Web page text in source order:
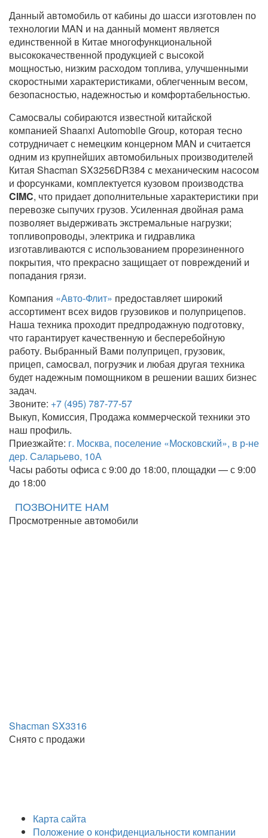
Данный автомобиль от кабины до шасси изготовлен по
технологии MAN и на данный момент является
единственной в Китае многофункциональной
высококачественной продукцией с высокой
мощностью, низким расходом топлива, улучшенными
скоростными характеристиками, облегченным весом,
безопасностью, надежностью и комфортабельностью.
Самосвалы собираются известной китайской
компанией Shaanxi Automobile Group, которая тесно
сотрудничает с немецким концерном MAN и считается
одним из крупнейших автомобильных производителей
Китая Shacman SX3256DR384 с механическим насосом
и форсунками, комплектуется кузовом производства
CIMC, что придает дополнительные характеристики при
перевозке сыпучих грузов. Усиленная двойная рама
позволяет выдерживать экстремальные нагрузки;
топливопроводы, электрика и гидравлика
изготавливаются с использованием прорезиненного
покрытия, что прекрасно защищает от повреждений и
попадания грязи.
Компания «Авто-Флит» предоставляет широкий
ассортимент всех видов грузовиков и полуприцепов.
Наша техника проходит предпродажную подготовку,
что гарантирует качественную и бесперебойную
работу. Выбранный Вами полуприцеп, грузовик,
прицеп, самосвал, погрузчик и любая другая техника
будет надежным помощником в решении ваших бизнес
задач.
Звоните: +7 (495) 787-77-57
Выкуп, Комиссия, Продажа коммерческой техники это
наш профиль.
Приезжайте: г. Москва, поселение «Московский», в р-не
дер. Саларьево, 10А
Часы работы офиса с 9:00 до 18:00, площадки — с 9:00
до 18:00
ПОЗВОНИТЕ НАМ
Просмотренные автомобили
Shaсman SX3316
Снято с продажи
Карта сайта
Положение о конфиденциальности компании